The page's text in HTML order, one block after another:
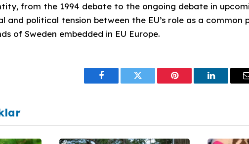
from the 1994 debate to the ongoing debate in
and political tension between the EU’s role as a common
of Sweden embedded in EU Europe.
FacebookTwitter PinterestLinkedIn